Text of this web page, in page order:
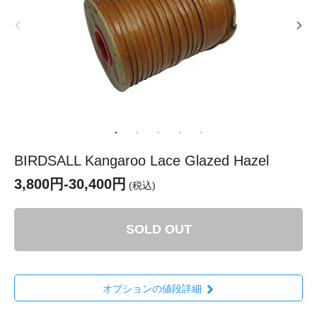
BIRDSALL Kangaroo Lace Glazed Hazel
3,800円-30,400円 (税込)
SOLD OUT
オプションの値段詳細